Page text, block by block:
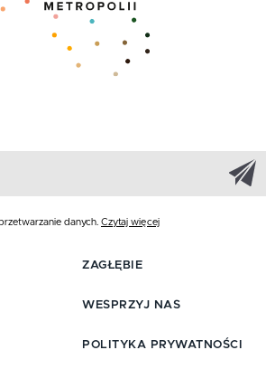
danych. Czytaj więcej
ZAGŁĘBIE
WESPRZYJ NAS
POLITYKA PRYWATNOŚCI